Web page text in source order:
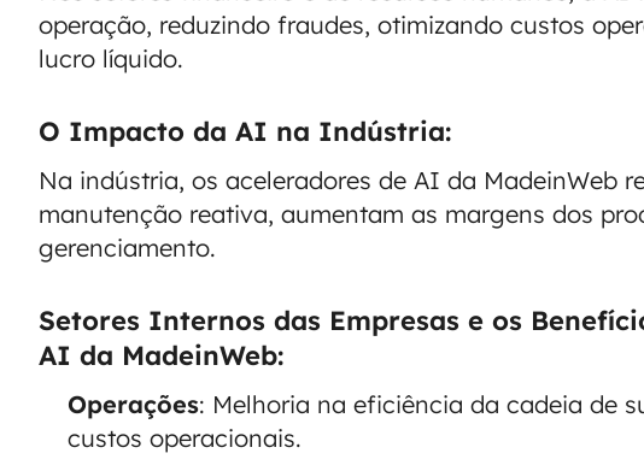
operação, reduzindo fraudes, otimizando custos
lucro líquido.
O Impacto da AI na Indústria:
Na indústria, os aceleradores de AI da MadeinWeb
manutenção reativa, aumentam as margens dos
gerenciamento.
Setores Internos das Empresas e os
AI da MadeinWeb:
Operações: Melhoria na eficiência da cadeia de
custos operacionais.